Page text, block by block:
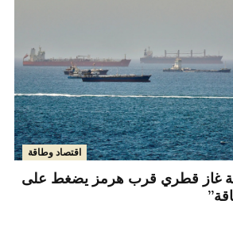
اقتصاد وطاقة
غاز قطري قرب هرمز يضغط على